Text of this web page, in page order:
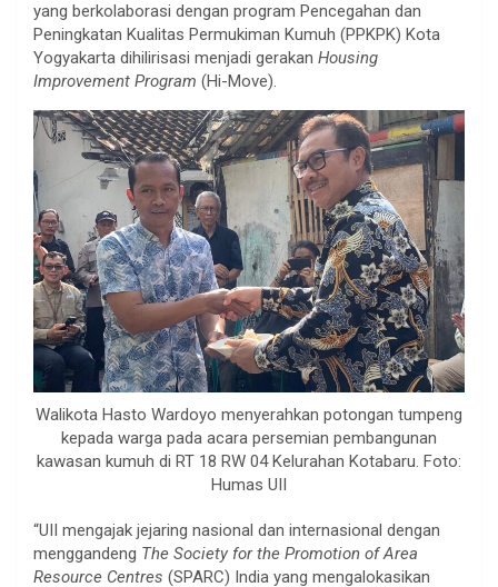
yang berkolaborasi dengan program Pencegahan dan
Peningkatan Kualitas Permukiman Kumuh (PPKPK) Kota
Yogyakarta dihilirisasi menjadi gerakan Housing
Improvement Program (Hi-Move).
Walikota Hasto Wardoyo menyerahkan potongan tumpeng
kepada warga pada acara persemian pembangunan
kawasan kumuh di RT 18 RW 04 Kelurahan Kotabaru. Foto:
Humas UII
“UII mengajak jejaring nasional dan internasional dengan
menggandeng The Society for the Promotion of Area
Resource Centres (SPARC) India yang mengalokasikan